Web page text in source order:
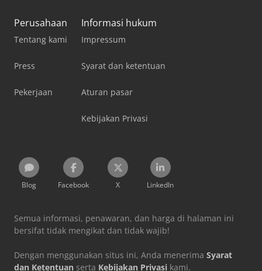
Perusahaan
Tentang kami
Press
Pekerjaan
Informasi hukum
Impressum
Syarat dan ketentuan
Aturan pasar
Kebijakan Privasi
Blog Facebook X LinkedIn
Semua informasi, penawaran, dan harga di halaman ini
bersifat tidak mengikat dan tidak wajib!
Dengan menggunakan situs ini, Anda menerima Syarat
dan Ketentuan serta Kebijakan Privasi kami.